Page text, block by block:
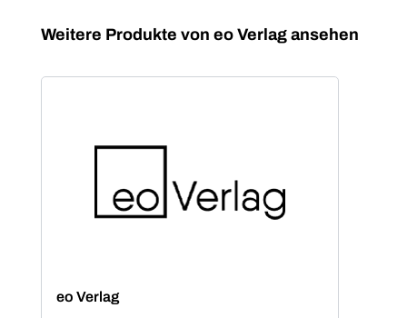
Produktgalerie überspringen
Weitere Produkte von eo Verlag ansehen
eo Verlag